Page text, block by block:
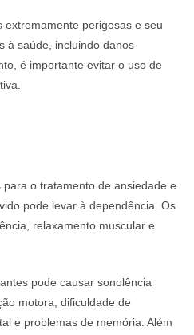
extremamente perigosas e seu
à saúde, incluindo danos
é importante evitar o uso de
o tratamento de ansiedade e
pode levar à dependência. Os
relaxamento muscular e
pode causar sonolência
motora, dificuldade de
e problemas de memória. Além